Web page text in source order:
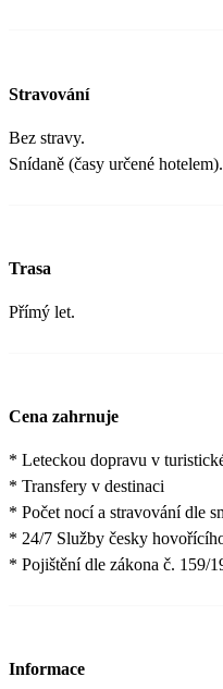
Stravování
Bez stravy.
Snídaně (časy určené hotelem).
Trasa
Přímý let.
Cena zahrnuje
* Leteckou dopravu v
* Transfery v destinaci
* Počet nocí a stravování dle
* 24/7 Služby česky
* Pojištění dle zákona č. 159/
Informace